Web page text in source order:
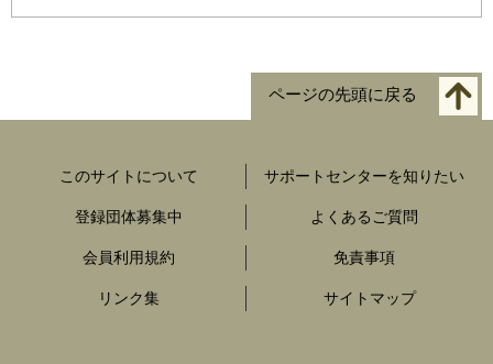
ページの先頭に戻る
このサイトについて サポートセンターを知りたい
登録団体募集中 よくあるご質問
会員利用規約 免責事項
リンク集 サイトマップ